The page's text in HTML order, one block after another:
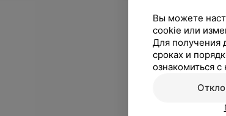
Вы можете
cookie или
Для получения
сроках и
ознакомиться с